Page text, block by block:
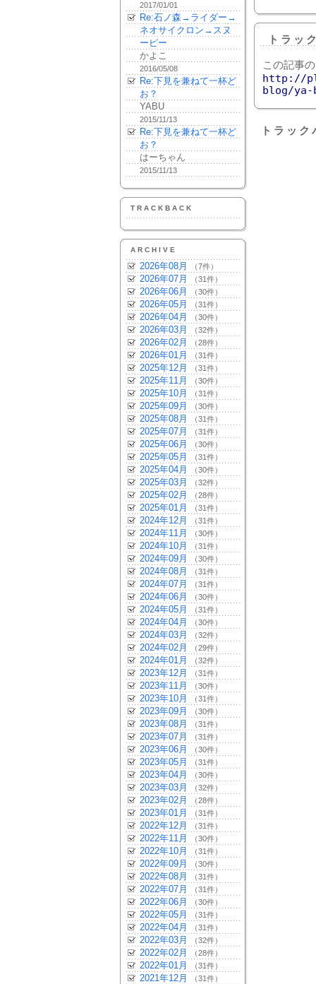
2017/01/01
Re:石ノ森→ライダー→
ネオサイクロン→スヌ
ーピー
かよこ
2016/05/08
Re:下見を兼ねて一杯ど
お？
YABU
2015/11/13
Re:下見を兼ねて一杯ど
お？
はーちゃん
2015/11/13
TRACKBACK
ARCHIVE
2026年08月 （7件）
2026年07月 （31件）
2026年06月 （30件）
2026年05月 （31件）
2026年04月 （30件）
2026年03月 （32件）
2026年02月 （28件）
2026年01月 （31件）
2025年12月 （31件）
2025年11月 （30件）
2025年10月 （31件）
2025年09月 （30件）
2025年08月 （31件）
2025年07月 （31件）
2025年06月 （30件）
2025年05月 （31件）
2025年04月 （30件）
2025年03月 （32件）
2025年02月 （28件）
2025年01月 （31件）
2024年12月 （31件）
2024年11月 （30件）
2024年10月 （31件）
2024年09月 （30件）
2024年08月 （31件）
2024年07月 （31件）
2024年06月 （30件）
2024年05月 （31件）
2024年04月 （30件）
2024年03月 （32件）
2024年02月 （29件）
2024年01月 （32件）
2023年12月 （31件）
2023年11月 （30件）
2023年10月 （31件）
2023年09月 （30件）
2023年08月 （31件）
2023年07月 （31件）
2023年06月 （30件）
2023年05月 （31件）
2023年04月 （30件）
2023年03月 （32件）
2023年02月 （28件）
2023年01月 （31件）
2022年12月 （31件）
2022年11月 （30件）
2022年10月 （31件）
2022年09月 （30件）
2022年08月 （31件）
2022年07月 （31件）
2022年06月 （30件）
2022年05月 （31件）
2022年04月 （31件）
2022年03月 （32件）
2022年02月 （28件）
2022年01月 （31件）
2021年12月 （31件）
トラッ
この記事
http://
blog/ya-
トラッ